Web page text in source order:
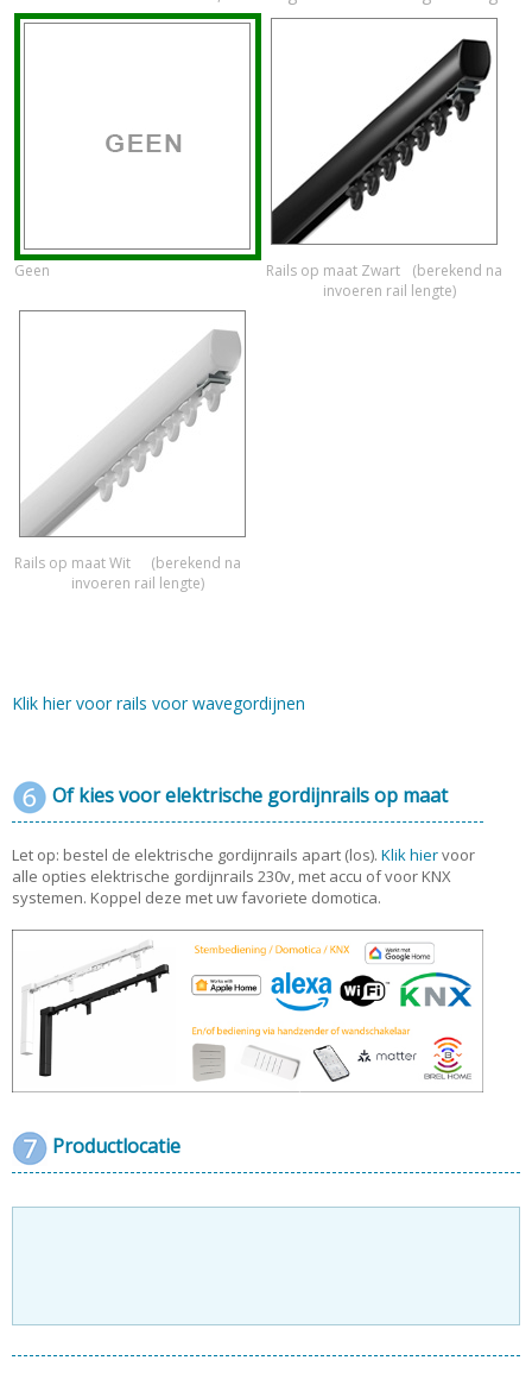
Geen Rails op maat Zwart
(berekend na
invoeren rail lengte)
Rails op maat Wit
(berekend na
invoeren rail lengte)
Klik hier voor rails voor wavegordijnen
Of kies voor elektrische gordijnrails op maat
Let op: bestel de elektrische gordijnrails apart (los). Klik hiervoor
alle opties elektrische gordijnrails 230v, met accu of voor KNX
systemen. Koppel deze met uw favoriete domotica.
Productlocatie